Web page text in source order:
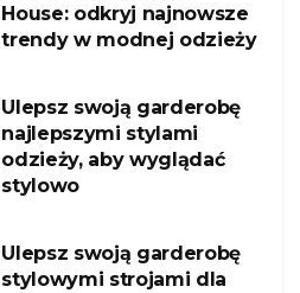
House: odkryj najnowsze
trendy w modnej odzieży
Ulepsz swoją garderobę
najlepszymi stylami
odzieży, aby wyglądać
stylowo
Ulepsz swoją garderobę
stylowymi strojami dla